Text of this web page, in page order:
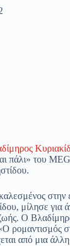
πάλι» του
στην
μίλησε για
Ο
ρομαντισμός
από μια άλλη